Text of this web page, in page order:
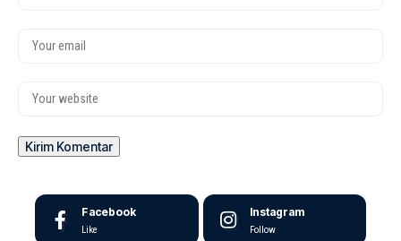
Facebook
Like
Instagram
Follow